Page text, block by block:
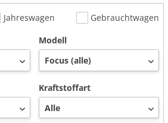
Jahreswagen
Gebrauchtwagen
Modell
Kraftstoffart